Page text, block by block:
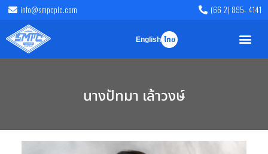
info@smpcplc.com (66 2) 895- 4141
English ไทย
นางปัทมา เล้าวงษ์